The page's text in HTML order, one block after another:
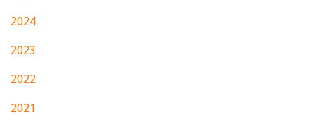
2024
2023
2022
2021